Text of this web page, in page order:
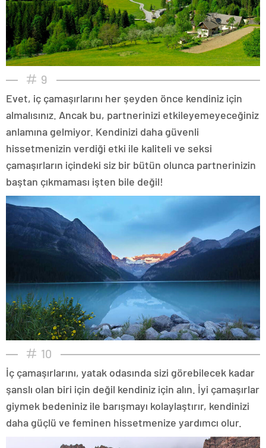
9
Evet, iç çamaşırlarını her şeyden önce kendiniz için
almalısınız. Ancak bu, partnerinizi etkileyemeyeceğiniz
anlamına gelmiyor. Kendinizi daha güvenli
hissetmenizin verdiği etki ile kaliteli ve seksi
çamaşırların içindeki siz bir bütün olunca partnerinizin
baştan çıkmaması işten bile değil!
10
İç çamaşırlarını, yatak odasında sizi görebilecek kadar
şanslı olan biri için değil kendiniz için alın. İyi çamaşırlar
giymek bedeniniz ile barışmayı kolaylaştırır, kendinizi
daha güçlü ve feminen hissetmenize yardımcı olur.